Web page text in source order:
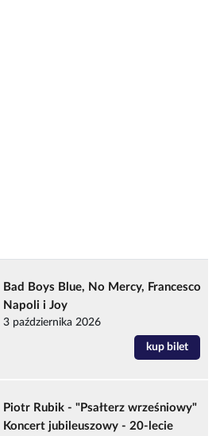
Bad Boys Blue, No Mercy, Francesco
Napoli i Joy
3 października 2026
kup bilet
Piotr Rubik - "Psałterz wrześniowy"
Koncert jubileuszowy - 20-lecie